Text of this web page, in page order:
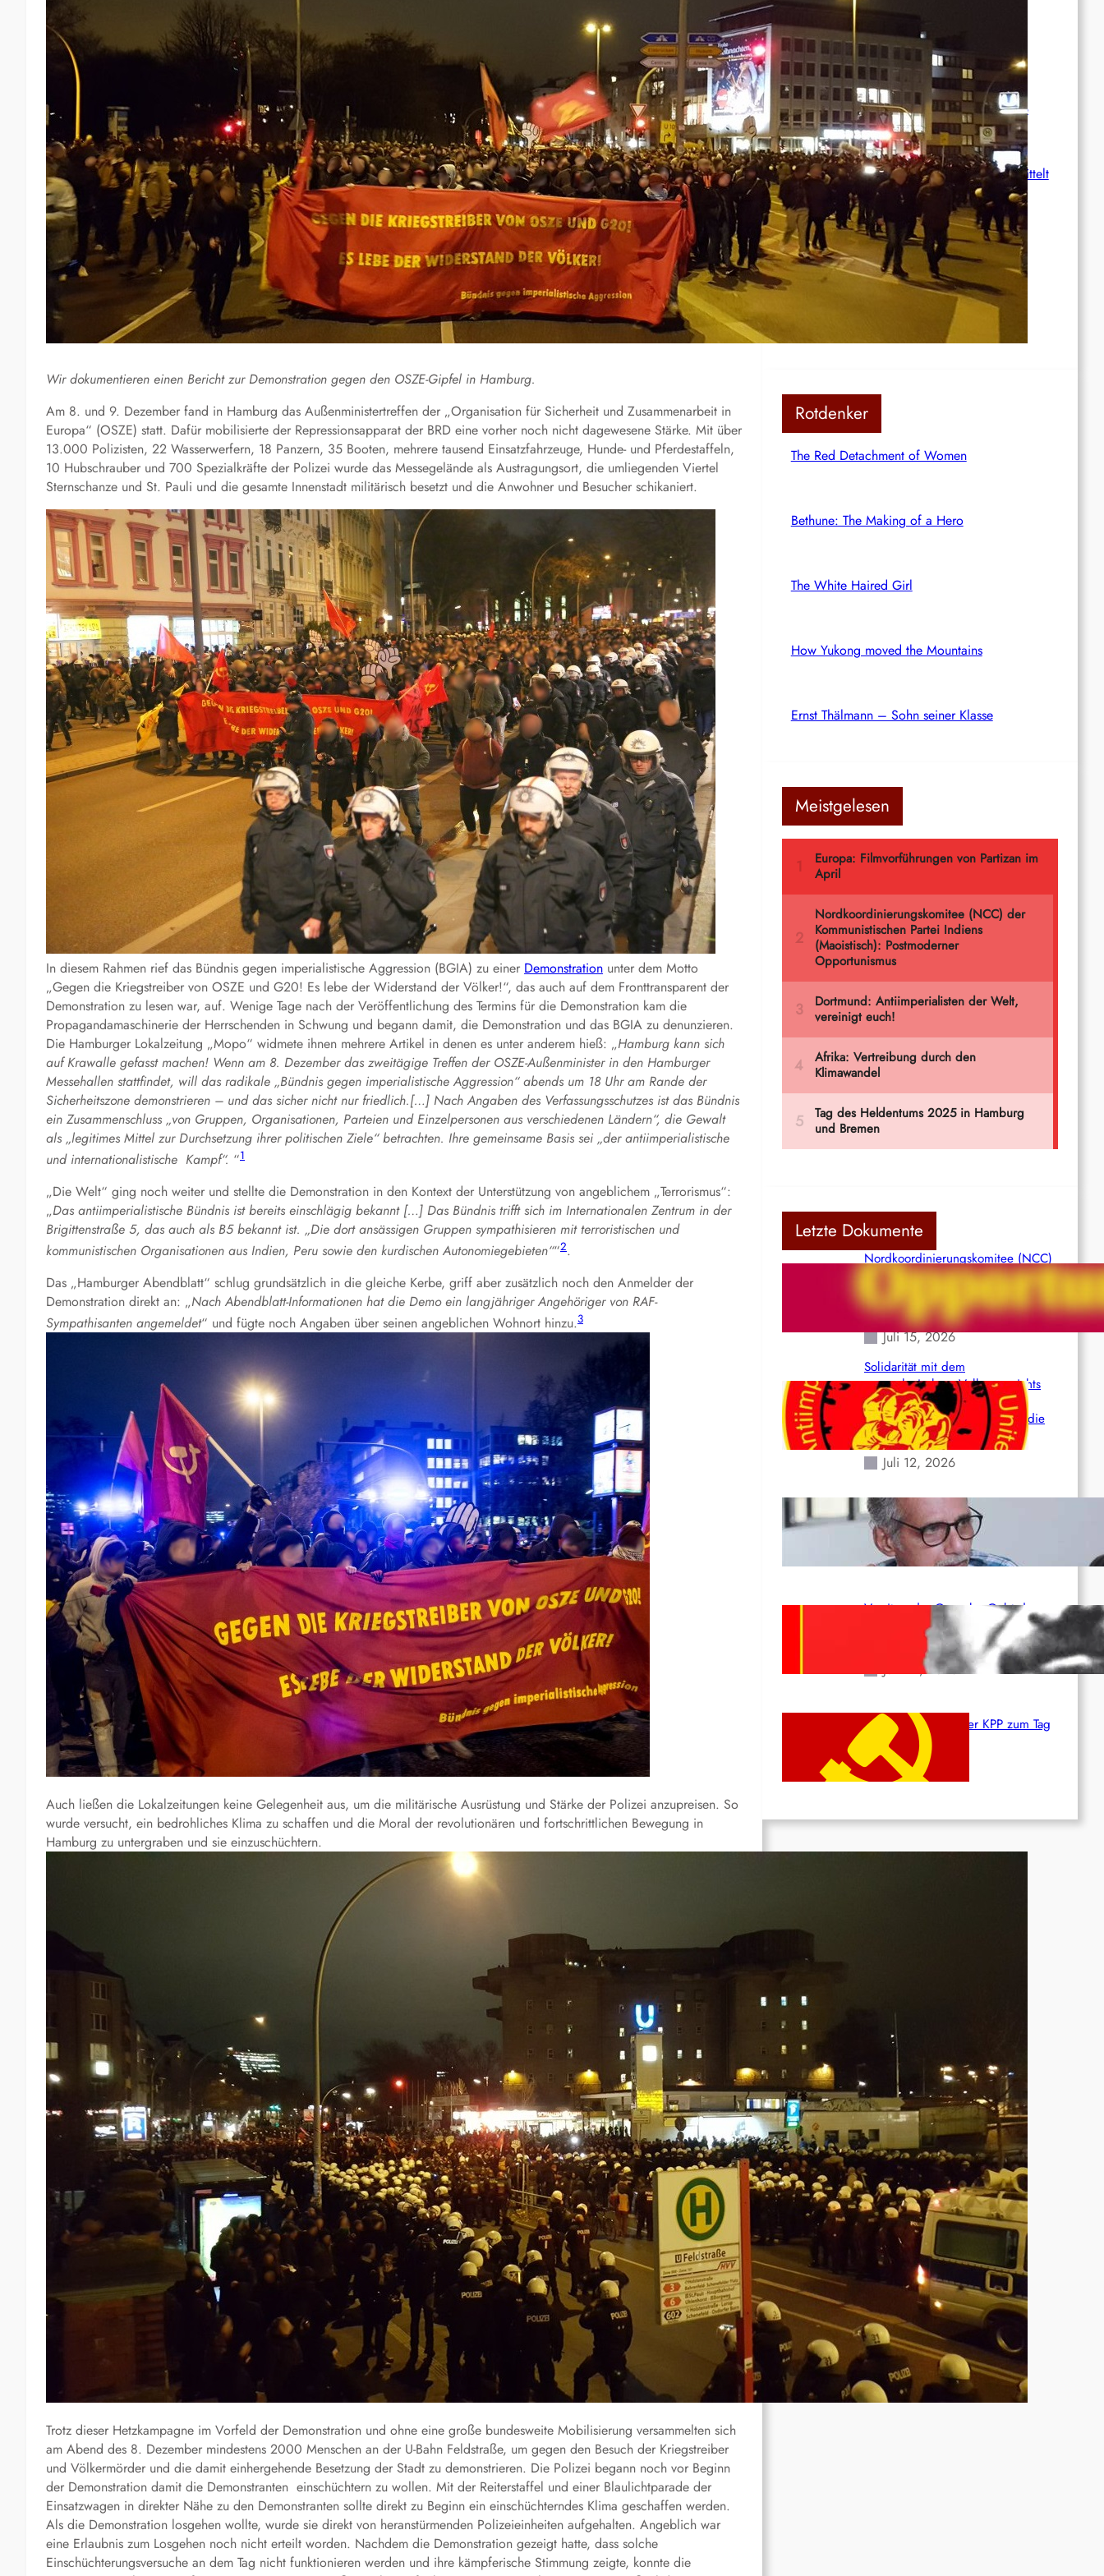
Wir dokumentieren einen Bericht zur Demonstration gegen den OSZE-Gipfel in Hamburg.
Am 8. und 9. Dezember fand in Hamburg das Außenministertreffen der „Organisation für Sicherheit und Zusammenarbeit in
Europa“ (OSZE) statt. Dafür mobilisierte der Repressionsapparat der BRD eine vorher noch nicht dagewesene Stärke. Mit über
13.000 Polizisten, 22 Wasserwerfern, 18 Panzern, 35 Booten, mehrere tausend Einsatzfahrzeuge, Hunde- und Pferdestaffeln,
10 Hubschrauber und 700 Spezialkräfte der Polizei wurde das Messegelände als Austragungsort, die umliegenden Viertel
Sternschanze und St. Pauli und die gesamte Innenstadt militärisch besetzt und die Anwohner und Besucher schikaniert.
In diesem Rahmen rief das Bündnis gegen imperialistische Aggression (BGIA) zu einer Demonstration unter dem Motto
„Gegen die Kriegstreiber von OSZE und G20! Es lebe der Widerstand der Völker!“, das auch auf dem Fronttransparent der
Demonstration zu lesen war, auf. Wenige Tage nach der Veröffentlichung des Termins für die Demonstration kam die
Propagandamaschinerie der Herrschenden in Schwung und begann damit, die Demonstration und das BGIA zu denunzieren.
Die Hamburger Lokalzeitung „Mopo“ widmete ihnen mehrere Artikel in denen es unter anderem hieß: „Hamburg kann sich
auf Krawalle gefasst machen! Wenn am 8. Dezember das zweitägige Treffen der OSZE-Außenminister in den Hamburger
Messehallen stattfindet, will das radikale „Bündnis gegen imperialistische Aggression“ abends um 18 Uhr am Rande der
Sicherheitszone demonstrieren – und das sicher nicht nur friedlich.[…] Nach Angaben des Verfassungsschutzes ist das Bündnis
ein Zusammenschluss „von Gruppen, Organisationen, Parteien und Einzelpersonen aus verschiedenen Ländern“, die Gewalt
als „legitimes Mittel zur Durchsetzung ihrer politischen Ziele“ betrachten. Ihre gemeinsame Basis sei „der antiimperialistische
und internationalistische Kampf“. “1
„Die Welt“ ging noch weiter und stellte die Demonstration in den Kontext der Unterstützung von angeblichem „Terrorismus“:
„Das antiimperialistische Bündnis ist bereits einschlägig bekannt […] Das Bündnis trifft sich im Internationalen Zentrum in der
Brigittenstraße 5, das auch als B5 bekannt ist. „Die dort ansässigen Gruppen sympathisieren mit terroristischen und
kommunistischen Organisationen aus Indien, Peru sowie den kurdischen Autonomiegebieten““2.
Das „Hamburger Abendblatt“ schlug grundsätzlich in die gleiche Kerbe, griff aber zusätzlich noch den Anmelder der
Demonstration direkt an: „Nach Abendblatt-Informationen hat die Demo ein langjähriger Angehöriger von RAF-
Sympathisanten angemeldet“ und fügte noch Angaben über seinen angeblichen Wohnort hinzu.3
Auch ließen die Lokalzeitungen keine Gelegenheit aus, um die militärische Ausrüstung und Stärke der Polizei anzupreisen. So
wurde versucht, ein bedrohliches Klima zu schaffen und die Moral der revolutionären und fortschrittlichen Bewegung in
Hamburg zu untergraben und sie einzuschüchtern.
Trotz dieser Hetzkampagne im Vorfeld der Demonstration und ohne eine große bundesweite Mobilisierung versammelten sich
am Abend des 8. Dezember mindestens 2000 Menschen an der U-Bahn Feldstraße, um gegen den Besuch der Kriegstreiber
und Völkermörder und die damit einhergehende Besetzung der Stadt zu demonstrieren. Die Polizei begann noch vor Beginn
der Demonstration damit die Demonstranten einschüchtern zu wollen. Mit der Reiterstaffel und einer Blaulichtparade der
Einsatzwagen in direkter Nähe zu den Demonstranten sollte direkt zu Beginn ein einschüchterndes Klima geschaffen werden.
Als die Demonstration losgehen wollte, wurde sie direkt von heranstürmenden Polizeieinheiten aufgehalten. Angeblich war
eine Erlaubnis zum Losgehen noch nicht erteilt worden. Nachdem die Demonstration gezeigt hatte, dass solche
Einschüchterungsversuche an dem Tag nicht funktionieren werden und ihre kämpferische Stimmung zeigte, konnte die
wächst
International: Aufruf zu einer
Solidaritätswoche mit anarchistischen
Gefangenen vom 23. bis 30. August 2026
Deutschland: Der Inlandsgeheimdienst ermittelt
gegen „Prosfygika“
Rote Post #96
Rote Post #95
Rotdenker
The Red Detachment of Women
Bethune: The Making of a Hero
The White Haired Girl
How Yukong moved the Mountains
Ernst Thälmann – Sohn seiner Klasse
Meistgelesen
Letzte Dokumente
Nordkoordinierungskomitee (NCC)
der Kommunistischen Partei Indiens
(Maoistisch): Postmoderner
Opportunismus
Juli 15, 2026
Solidarität mit dem
venezolanischem Volk angesichts
der verlorenen Leben und der
katastrophalen Situation durch die
Erdbeben des 24. Juni!
Juli 12, 2026
Indien: „Die Politik der
Kapitulation“ von K. Murali (Ajith)
Juli 1, 2026
Vorsitzender Gonzalo: Gebt das
Leben für die Partei und die
Juni 19, 2026
Beschluss des ZK der KPP zum Tag
des Heldentums
Juni 19, 2026